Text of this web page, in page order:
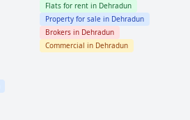
Flats for rent in Dehradun
Property for sale in Dehradun
Brokers in Dehradun
Commercial in Dehradun